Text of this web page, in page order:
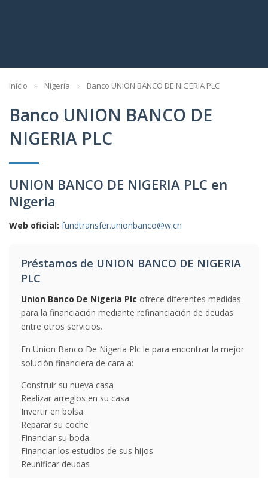
Inicio Nigeria Banco UNION BANCO DE NIGERIA PLC
Banco UNION BANCO DE
NIGERIA PLC
UNION BANCO DE NIGERIA PLC en
Nigeria
Web oficial: fundtransfer.unionbanco@w.cn
Préstamos de UNION BANCO DE NIGERIA
PLC
Union Banco De Nigeria Plc ofrece diferentes medidas
para la financiación mediante refinanciación de deudas
entre otros servicios.
En Union Banco De Nigeria Plc le para encontrar la mejor
solución financiera de cara a:
Construir su nueva casa
Realizar arreglos en su casa
Invertir en bolsa
Reparar su coche
Financiar su boda
Financiar los estudios de sus hijos
Reunificar deudas